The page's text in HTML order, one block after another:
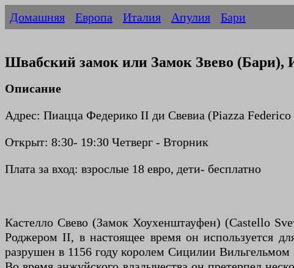
Домашняя Европа Италия Апулия Бари
Швабский замок или Замок Звево (Бари),
Описание
Адрес: Пиацца Федерико II ди Свевиа (Piazza
Открыт: 8:30- 19:30 Четверг - Вторник
Плата за вход: взрослые 18 евро, дети- бесплатно
Кастелло Свево (Замок Хоухенштауфен) (Castello
Роджером II, в настоящее время он используется
разрушен в 1156 году королем Сицилии